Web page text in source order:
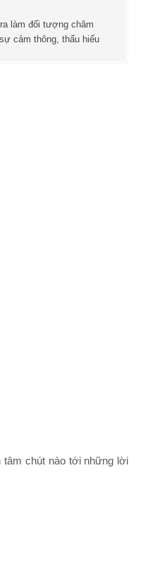
làm đối tượng châm
cảm thông, thấu hiểu
tâm chút nào tới những lời